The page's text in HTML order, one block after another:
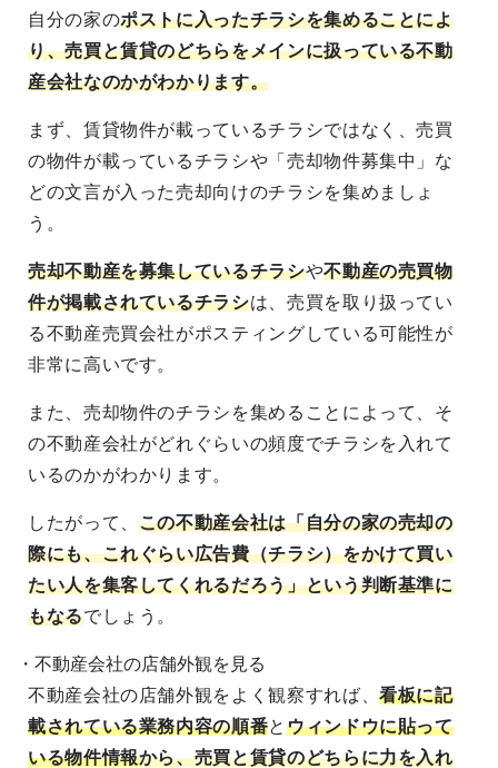
自分の家のポストに入ったチラシを集めることによ
り、売買と賃貸のどちらをメインに扱っている不動
産会社なのかがわかります。
まず、賃貸物件が載っているチラシではなく、売買
の物件が載っているチラシや「売却物件募集中」な
どの文言が入った売却向けのチラシを集めましょ
う。
売却不動産を募集しているチラシや不動産の売買物
件が掲載されているチラシは、売買を取り扱ってい
る不動産売買会社がポスティングしている可能性が
非常に高いです。
また、売却物件のチラシを集めることによって、そ
の不動産会社がどれぐらいの頻度でチラシを入れて
いるのかがわかります。
したがって、 この不動産会社は「自分の家の売却の
際にも、これぐらい広告費（チラシ）をかけて買い
たい人を集客してくれるだろう」という判断基準に
もなるでしょう。
・不動産会社の店舗外観を見る
不動産会社の店舗外観をよく観察すれば、看板に記
載されている業務内容の順番と ウィンドウに貼って
いる物件情報から、売買と賃貸のどちらに力を入れ